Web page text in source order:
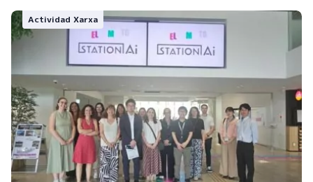
Actividad Xarxa